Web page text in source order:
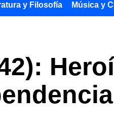
y Filosofía Música y